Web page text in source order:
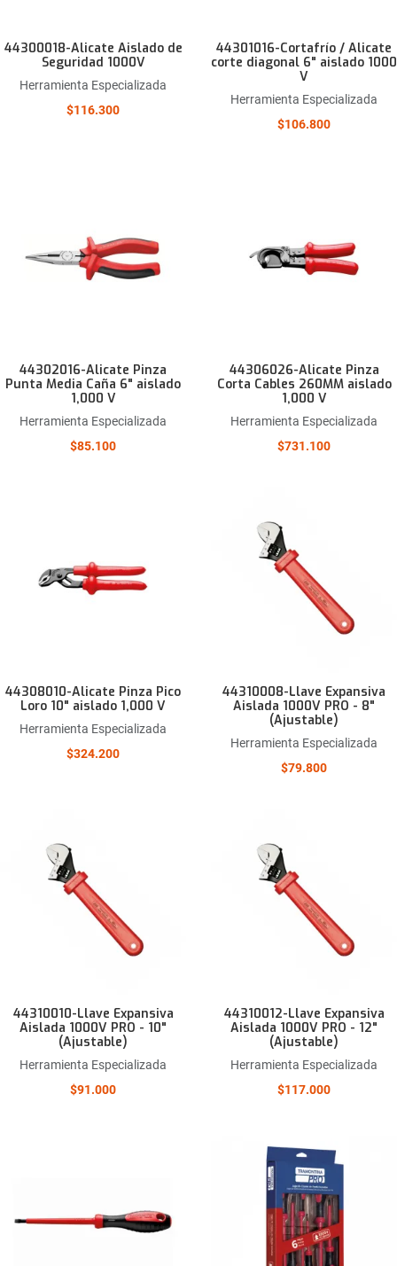
44300018-Alicate Aislado de
Seguridad 1000V
Herramienta Especializada
$116.300
44301016-Cortafrío / Alicate
corte diagonal 6" aislado 1000
V
Herramienta Especializada
$106.800
Quick View
44302016-Alicate Pinza
Punta Media Caña 6" aislado
1,000 V
Herramienta Especializada
$85.100
44306026-Alicate Pinza
Corta Cables 260MM aislado
1,000 V
Herramienta Especializada
$731.100
Comparar este producto
44308010-Alicate Pinza Pico
Loro 10" aislado 1,000 V
Herramienta Especializada
$324.200
44310008-Llave Expansiva
Aislada 1000V PRO - 8"
(Ajustable)
Herramienta Especializada
$79.800
Comparar este producto
44310010-Llave Expansiva
Aislada 1000V PRO - 10"
(Ajustable)
Herramienta Especializada
$91.000
44310012-Llave Expansiva
Aislada 1000V PRO - 12"
(Ajustable)
Herramienta Especializada
$117.000
Añadir a la lista de deseos
Comparar este producto